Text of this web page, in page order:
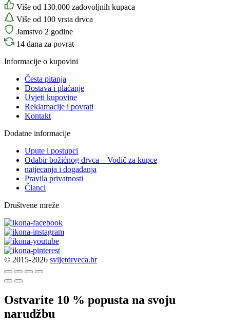
Više od 130.000 zadovoljnih kupaca
Više od 100 vrsta drvca
Jamstvo 2 godine
14 dana za povrat
Informacije o kupovini
Česta pitanja
Dostava i plaćanje
Uvjeti kupovine
Reklamacije i povrati
Kontakt
Dodatne informacije
Upute i postupci
Odabir božićnog drvca – Vodič za kupce
natjecanja i događanja
Pravila privatnosti
Članci
Društvene mreže
© 2015-2026 svijetdrveca.hr
Ostvarite 10 % popusta na svoju
narudžbu